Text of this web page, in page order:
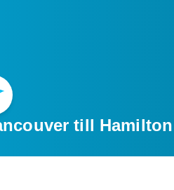
till Hamilton